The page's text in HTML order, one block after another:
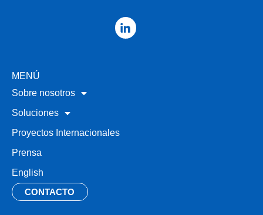
MENÚ
Sobre nosotros
Soluciones
Proyectos Internacionales
Prensa
English
CONTACTO